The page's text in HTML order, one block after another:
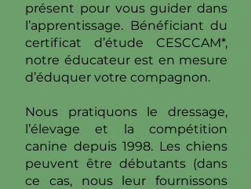
présent pour vous guider dans
l’apprentissage. Bénéficiant du
certificat d’étude CESCCAM*,
notre éducateur est en mesure
d’éduquer votre compagnon.
Nous pratiquons le dressage,
l’élevage et la compétition
canine depuis 1998. Les chiens
peuvent être débutants (dans
ce cas, nous leur fournissons